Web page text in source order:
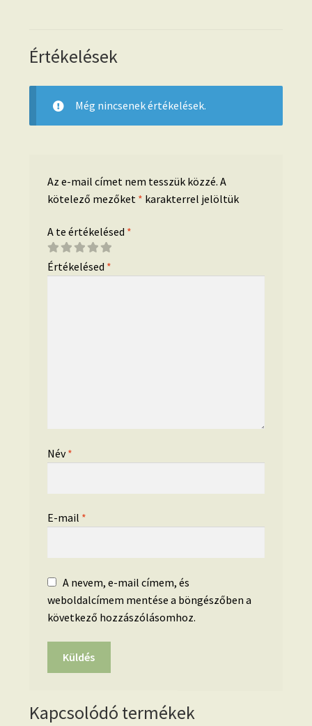
Értékelések
Még nincsenek értékelések.
Az e-mail címet nem tesszük közzé. A
kötelező mezőket * karakterrel jelöltük
A te értékelésed *
Értékelésed *
Név*
E-mail *
A nevem, e-mail címem, és
weboldalcímem mentése a böngészőben a
következő hozzászólásomhoz.
Kapcsolódó termékek